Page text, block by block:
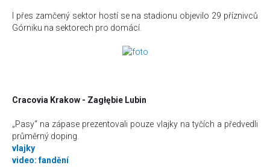
I přes zamčený sektor hostí se na stadionu objevilo 29 příznivců
Górniku na sektorech pro domácí.
Cracovia Krakow - Zagłębie Lubin
„Pasy“ na zápase prezentovali pouze vlajky na tyčích a předvedli
průměrný doping.
vlajky
video: fandění